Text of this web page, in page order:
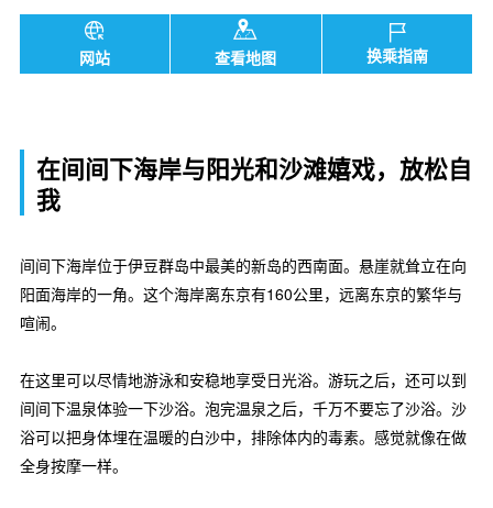
网站 查看地图 换乘指南
在间间下海岸与阳光和沙滩嬉戏，放松自
我
间间下海岸位于伊豆群岛中最美的新岛的西南面。悬崖就耸立在向
阳面海岸的一角。这个海岸离东京有160公里，远离东京的繁华与
喧闹。
在这里可以尽情地游泳和安稳地享受日光浴。游玩之后，还可以到
间间下温泉体验一下沙浴。泡完温泉之后，千万不要忘了沙浴。沙
浴可以把身体埋在温暖的白沙中，排除体内的毒素。感觉就像在做
全身按摩一样。